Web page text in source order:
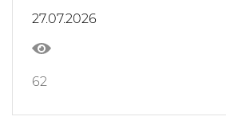
qildi
27.07.2026
62